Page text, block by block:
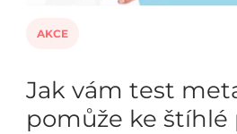
AKCE
Jak vám test
pomůže ke štíhlé